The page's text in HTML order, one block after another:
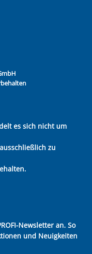
es sich nicht um
zu
Newsletter an. So
und Neuigkeiten